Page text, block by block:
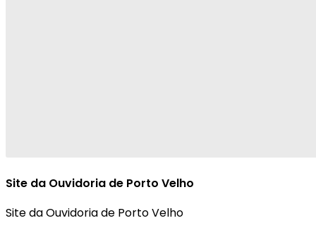
Site da Ouvidoria de Porto Velho
Site da Ouvidoria de Porto Velho